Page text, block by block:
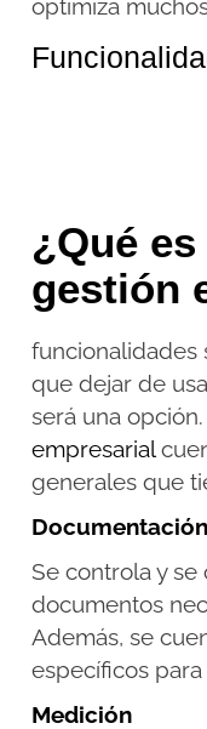
¿Qué
gestión
optimiza
funcionalidades
que dejar de
será una
empresarial
generales que
Documentación
Se controla y
documentos
Además, se
específicos para
Medición